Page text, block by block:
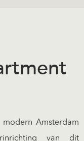
Amsterdam
van dit